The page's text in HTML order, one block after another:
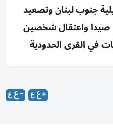
جنوب لبنان وتصعيد
صيدا واعتقال شخصين
في القرى الحدودية